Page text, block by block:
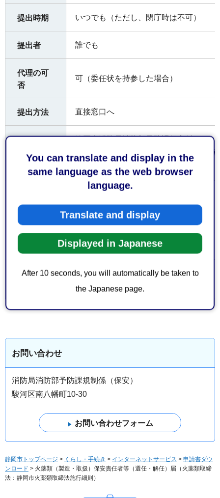
You can translate and display in the
same language as the web browser
language.
Translate and display
Displayed in Japanese
After 10 seconds, you will automatically be taken to
the Japanese page.
提出時期 いつでも（ただし、閉庁時は不可）
提出者 誰でも
代理の可
否
可（委任状を持参した場合）
提出方法 直接窓口へ
受付窓口
静岡市消防局消防部予防課保安係
〒422-8074 静岡県静岡市駿河区南八
電話 054-280-0194
ていただ
くもの
なし
なし
大分類 >
消防・防災 消防
お問い合わせ
消防局消防部予防課規制係（保安）
駿河区南八幡町10-30
静岡市トップページ > くらし・手続き > インターネットサービス > 申請書ダウ
ンロード > 火薬類（製造・取扱）保安責任者等（選任・解任）届（火薬類取締
法：静岡市火薬類取締法施行細則）